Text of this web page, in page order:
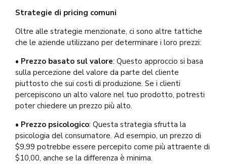
Strategie di pricing comuni
Oltre alle strategie menzionate, ci sono altre tattiche
che le aziende utilizzano per determinare i loro prezzi:
• Prezzo basato sul valore: Questo approccio si basa
sulla percezione del valore da parte del cliente
piuttosto che sui costi di produzione. Se i clienti
percepiscono un alto valore nel tuo prodotto, potresti
poter chiedere un prezzo più alto.
• Prezzo psicologico: Questa strategia sfrutta la
psicologia del consumatore. Ad esempio, un prezzo di
$9,99 potrebbe essere percepito come più attraente di
$10,00, anche se la differenza è minima.